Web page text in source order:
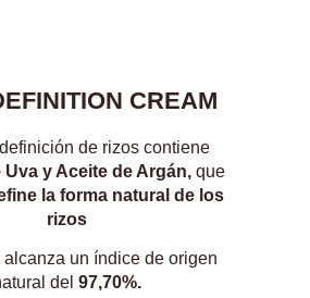
CREAM
de rizos contiene
y Aceite de Argán, que
la forma natural de los
rizos
alcanza un índice de origen
del 97,70%.